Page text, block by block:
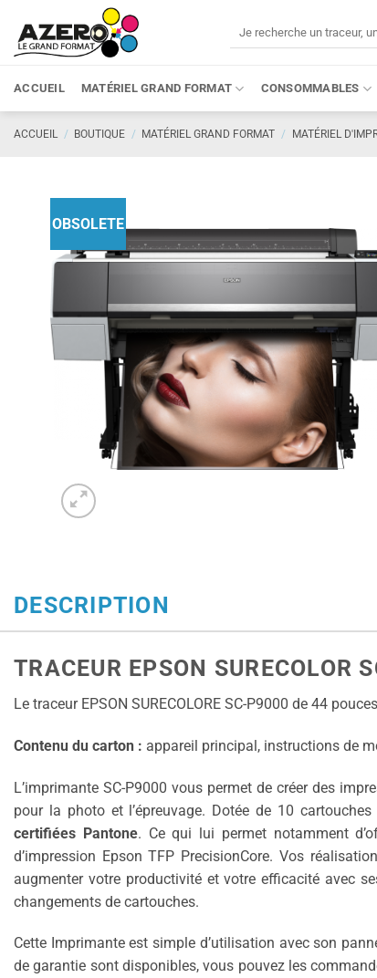
contenu
ACCUEIL MATÉRIEL GRAND FORMAT CONSOMMABLES
ACCUEIL / BOUTIQUE / MATÉRIEL GRAND FORMAT / MATÉRIEL
OBSOLETE
DESCRIPTION
TRACEUR EPSON
Le traceur EPSON SURECOLORE SC-P9000 de 44
Contenu du carton : appareil principal, instructions de
L’imprimante SC-P9000 vous permet de créer des
pour la photo et l’épreuvage. Dotée de 10
certifiées Pantone. Ce qui lui permet notamment
d’impression Epson TFP PrecisionCore. Vos
augmenter votre productivité et votre efficacité avec
changements de cartouches.
Cette Imprimante est simple d’utilisation avec son
de garantie sont disponibles, vous pouvez les